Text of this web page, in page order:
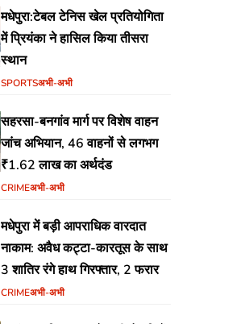
मधेपुरा:टेबल टेनिस खेल प्रतियोगिता
में प्रियंका ने हासिल किया तीसरा
स्थान
SPORTSअभी-अभी
सहरसा-बनगांव मार्ग पर विशेष वाहन
जांच अभियान, 46 वाहनों से लगभग
₹1.62 लाख का अर्थदंड
CRIMEअभी-अभी
मधेपुरा में बड़ी आपराधिक वारदात
नाकाम: अवैध कट्टा-कारतूस के साथ
3 शातिर रंगे हाथ गिरफ्तार, 2 फरार
CRIMEअभी-अभी